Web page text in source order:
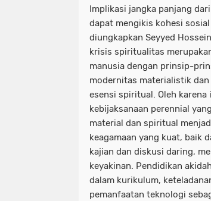
Implikasi jangka panjang
dapat mengikis kohesi
diungkapkan Seyyed
krisis spiritualitas
manusia dengan prinsip-
modernitas materialistik
esensi spiritual. Oleh
kebijaksanaan perennial
material dan spiritual
keagamaan yang kuat, baik
kajian dan diskusi daring,
keyakinan. Pendidikan
dalam kurikulum,
pemanfaatan teknologi